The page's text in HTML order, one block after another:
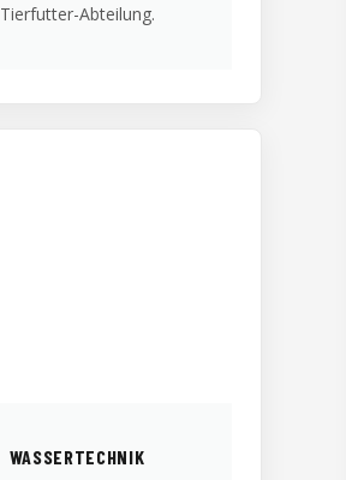
Tierfutter-Abteilung.
WASSERTECHNIK